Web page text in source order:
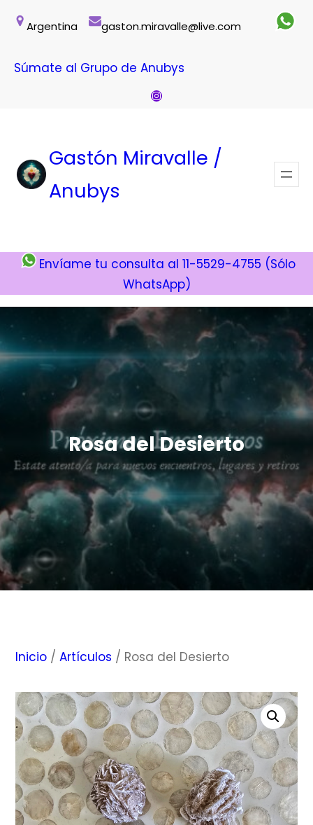
Argentina gaston.miravalle@live.com
Súmate al Grupo de Anubys
Instagram
Gastón Miravalle /
Anubys
Envíame tu consulta al 11-5529-4755 (Sólo
WhatsApp)
Rosa del Desierto
Inicio /Artículos / Rosa del Desierto